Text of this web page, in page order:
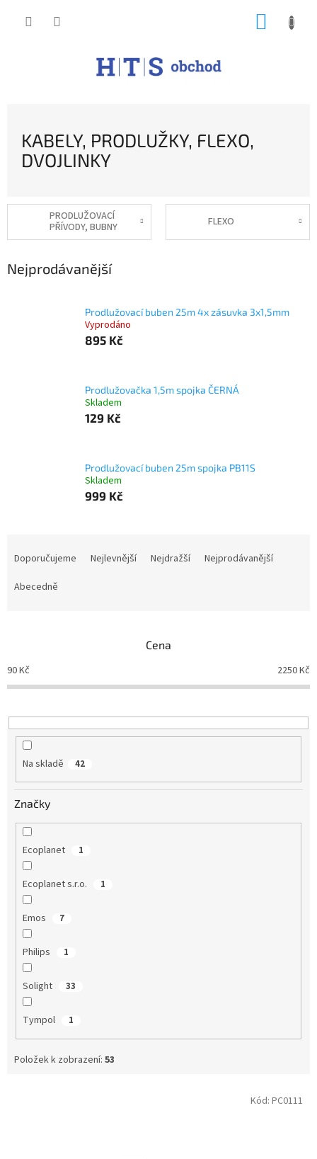
KABELY, PRODLUŽKY, FLEXO,
DVOJLINKY
PRODLUŽOVACÍ
PŘÍVODY, BUBNY
FLEXO
Nejprodávanější
Prodlužovací buben 25m 4x zásuvka 3x1,5mm
Vyprodáno
895 Kč
Prodlužovačka 1,5m spojka ČERNÁ
Skladem
129 Kč
Prodlužovací buben 25m spojka PB11S
Skladem
999 Kč
o
d
k
t
Doporučujeme Nejlevnější Nejdražší
Nejprodávanější
Abecedně
Cena
90Kč 2250Kč
Na skladě 42
Značky
Ecoplanet 1
Ecoplanet s.r.o. 1
Emos 7
Philips 1
Solight 33
Tympol 1
Položek k zobrazení: 53
Kód: PC0111